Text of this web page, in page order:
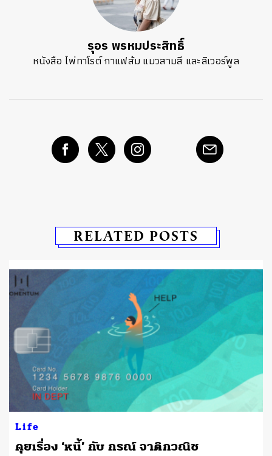
รุอร พรหมประสิทธิ์
หนังสือ ไพ่ทาโรต์ กาแฟส้ม แมวสามสี และลิเวอร์พูล
RELATED POSTS
Life
คุยเรื่อง ‘หนี้’ กับ กรณ์ จาติกวณิช